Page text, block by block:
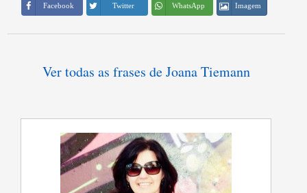
Facebook Twitter WhatsApp Imagem
Ver todas as frases de Joana Tiemann